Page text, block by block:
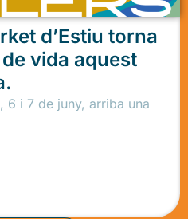
d’Estiu torna
vida aquest
6 i 7 de juny, arriba una